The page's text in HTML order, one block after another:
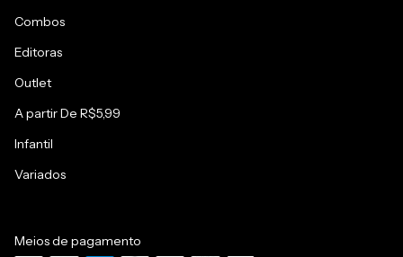
Combos
Editoras
Outlet
A partir De R$5,99
Infantil
Variados
Meios de pagamento